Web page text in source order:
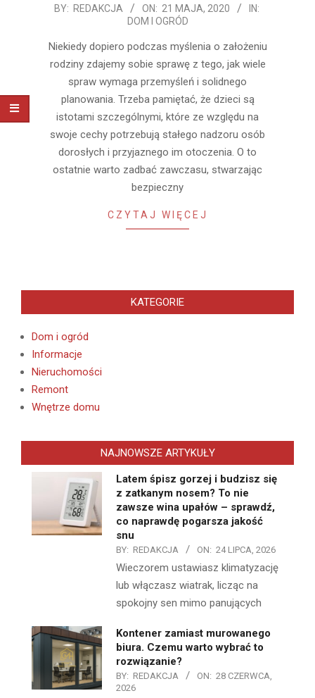
2020-
21
BY: REDAKCJA ON: 21 MAJA, 2020
IN:
DOM I OGRÓD
Niekiedy dopiero podczas myślenia o założeniu
rodziny zdajemy sobie sprawę z tego, jak wiele
spraw wymaga przemyśleń i solidnego
planowania. Trzeba pamiętać, że dzieci są
istotami szczególnymi, które ze względu na
swoje cechy potrzebują stałego nadzoru osób
dorosłych i przyjaznego im otoczenia. O to
ostatnie warto zadbać zawczasu, stwarzając
bezpieczny
CZYTAJ WIĘCEJ
KATEGORIE
Dom i ogród
Informacje
Nieruchomości
Remont
Wnętrze domu
NAJNOWSZE ARTYKUŁY
Latem śpisz gorzej i budzisz się
z zatkanym nosem? To nie
zawsze wina upałów – sprawdź,
co naprawdę pogarsza jakość
snu
BY: REDAKCJA ON: 24 LIPCA, 2026
Wieczorem ustawiasz klimatyzację
lub włączasz wiatrak, licząc na
spokojny sen mimo panujących
Kontener zamiast murowanego
biura. Czemu warto wybrać to
rozwiązanie?
BY: REDAKCJA ON: 28 CZERWCA,
2026